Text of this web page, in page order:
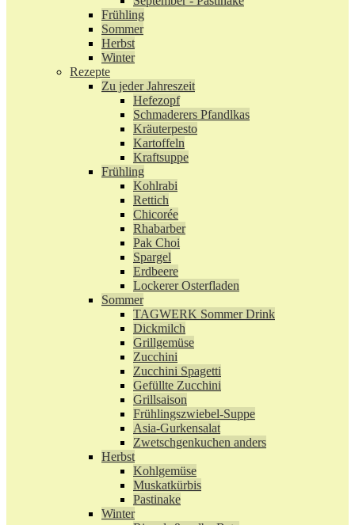
Frühling
Sommer
Herbst
Winter
Rezepte
Zu jeder Jahreszeit
Hefezopf
Schmaderers Pfandlkas
Kräuterpesto
Kartoffeln
Kraftsuppe
Frühling
Kohlrabi
Rettich
Chicorée
Rhabarber
Pak Choi
Spargel
Erdbeere
Lockerer Osterfladen
Sommer
TAGWERK Sommer Drink
Dickmilch
Grillgemüse
Zucchini
Zucchini Spagetti
Gefüllte Zucchini
Grillsaison
Frühlingszwiebel-Suppe
Asia-Gurkensalat
Zwetschgenkuchen anders
Herbst
Kohlgemüse
Muskatkürbis
Pastinake
Winter